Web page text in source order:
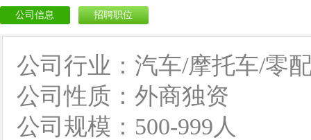
公司信息 招聘职位
公司行业：汽车/摩托车/零
公司性质：外商独资
公司规模：500-999人